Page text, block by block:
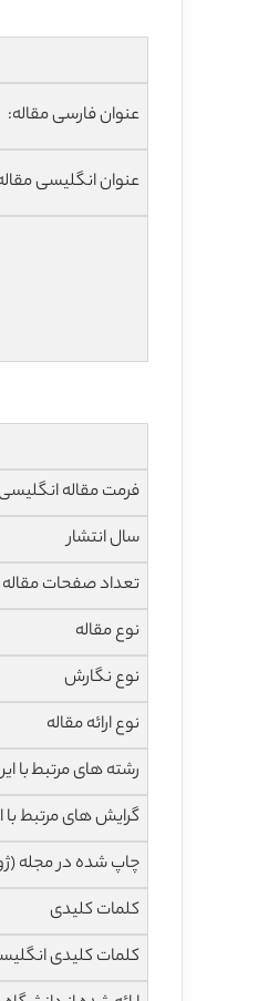
عنوان فارسی مقاله:
عنوان انگلیسی
فرمت مقاله
سال انتشار
تعداد صفحات
نوع مقاله
نوع نگارش
نوع ارائه مقاله
رشته های مرتبط با
گرایش های مرتبط با
چاپ شده در مجله
کلمات کلیدی
کلمات کلیدی